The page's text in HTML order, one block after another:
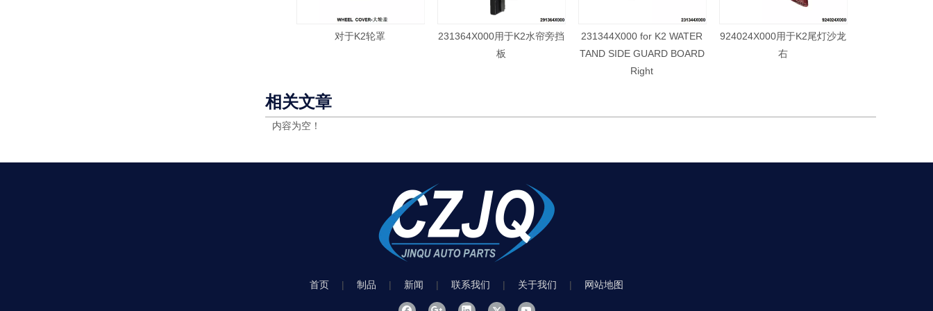
对于K2轮罩
231364X000用于K2水帘旁挡
板
231344X000 for K2 WATER
TAND SIDE GUARD BOARD
Right
924024X000用于K2尾灯沙龙
右
相关文章
内容为空！
首页 | 制品 | 新闻 | 联系我们 | 关于我们 | 网站地图